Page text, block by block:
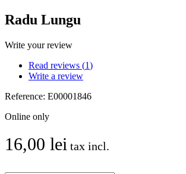
Radu Lungu
Write your review
Read reviews (1)
Write a review
Reference: E00001846
Online only
16,00 lei tax incl.